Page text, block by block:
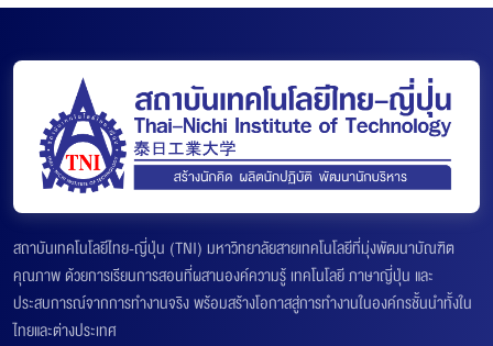
สถาบันเทคโนโลยีไทย-ญี่ปุ่น (TNI) มหาวิทยาลัยสายเทคโนโลยีที่มุ่งพัฒนาบัณฑิต
คุณภาพ ด้วยการเรียนการสอนที่ผสานองค์ความรู้ เทคโนโลยี ภาษาญี่ปุ่น และ
ประสบการณ์จากการทำงานจริง พร้อมสร้างโอกาสสู่การทำงานในองค์กรชั้นนำทั้งใน
ไทยและต่างประเทศ